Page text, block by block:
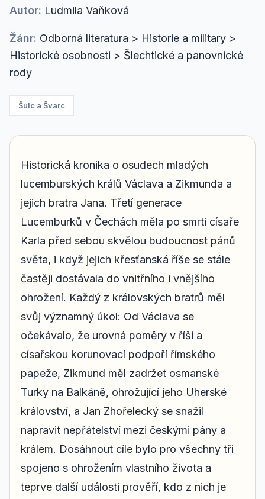
Autor: Ludmila Vaňková
Žánr: Odborná literatura > Historie a military >
Historické osobnosti > Šlechtické a panovnické
rody
Šulc a Švarc
Historická kronika o osudech mladých
lucemburských králů Václava a Zikmunda a
jejich bratra Jana. Třetí generace
Lucemburků v Čechách měla po smrti císaře
Karla před sebou skvělou budoucnost pánů
světa, i když jejich křesťanská říše se stále
častěji dostávala do vnitřního i vnějšího
ohrožení. Každý z královských bratrů měl
svůj významný úkol: Od Václava se
očekávalo, že urovná poměry v říši a
císařskou korunovací podpoří římského
papeže, Zikmund měl zadržet osmanské
Turky na Balkáně, ohrožující jeho Uherské
království, a Jan Zhořelecký se snažil
napravit nepřátelství mezi českými pány a
králem. Dosáhnout cíle bylo pro všechny tři
spojeno s ohrožením vlastního života a
teprve další události prověří, kdo z nich je